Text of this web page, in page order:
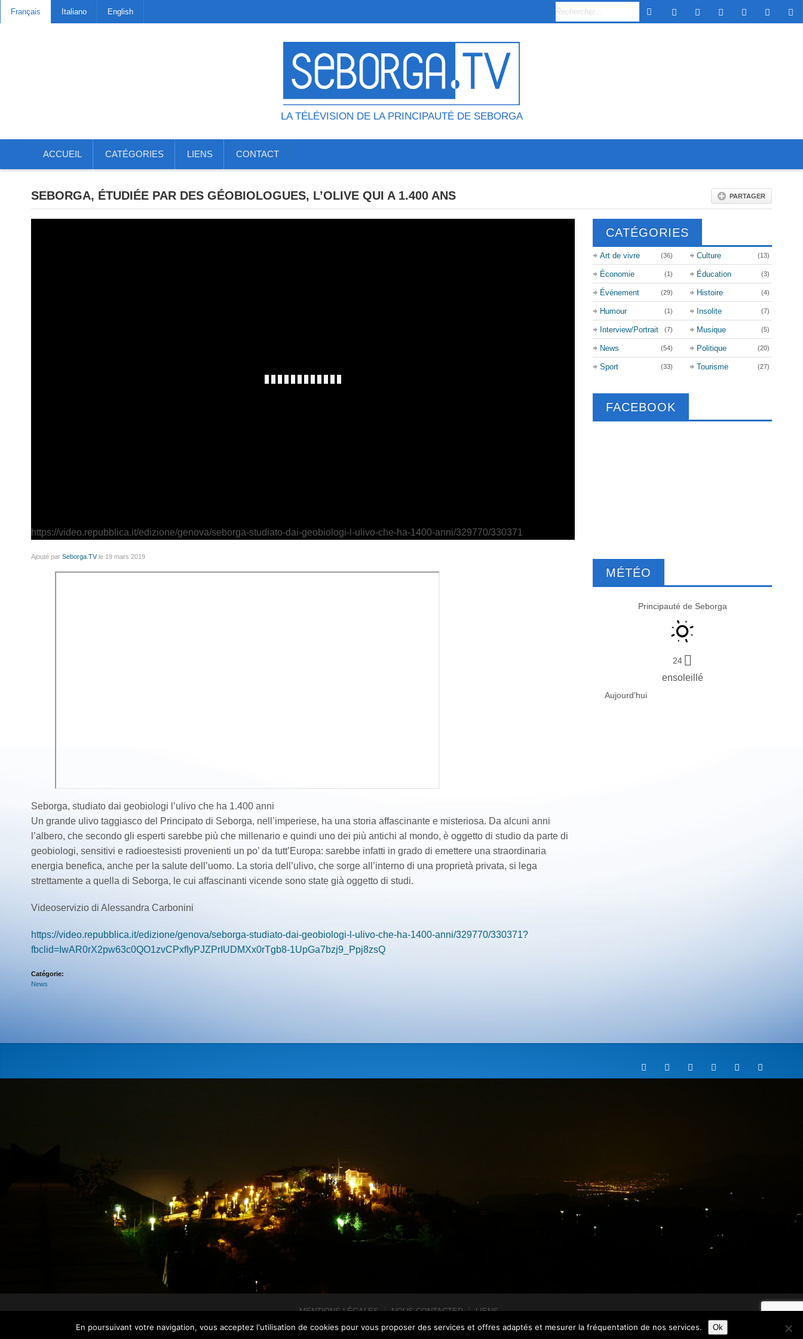
Français Italiano English
LA TÉLÉVISION DE LA PRINCIPAUTÉ DE SEBORGA
ACCUEIL CATÉGORIES LIENS CONTACT
SEBORGA, ÉTUDIÉE PAR DES GÉOBIOLOGUES, L’OLIVE QUI A 1.400 ANS PARTAGER
https://video.repubblica.it/edizione/genova/seborga-studiato-dai-geobiologi-l-ulivo-che-ha-1400-anni/329770/330371
Ajouté par Seborga.TV le 19 mars 2019
Seborga, studiato dai geobiologi l’ulivo che ha 1.400 anni
Un grande ulivo taggiasco del Principato di Seborga, nell’imperiese, ha una storia affascinante e misteriosa. Da alcuni anni
l’albero, che secondo gli esperti sarebbe più che millenario e quindi uno dei più antichi al mondo, è oggetto di studio da parte di
geobiologi, sensitivi e radioestesisti provenienti un po’ da tutt’Europa: sarebbe infatti in grado di emettere una straordinaria
energia benefica, anche per la salute dell’uomo. La storia dell’ulivo, che sorge all’interno di una proprietà privata, si lega
strettamente a quella di Seborga, le cui affascinanti vicende sono state già oggetto di studi.
Videoservizio di Alessandra Carbonini
https://video.repubblica.it/edizione/genova/seborga-studiato-dai-geobiologi-l-ulivo-che-ha-1400-anni/329770/330371?
fbclid=IwAR0rX2pw63c0QO1zvCPxfIyPJZPrIUDMXx0rTgb8-1UpGa7bzj9_Ppj8zsQ
Catégorie:
News
CATÉGORIES
Art de vivre (36) Culture (13)
Économie (1) Éducation (3)
Événement (29) Histoire (4)
Humour (1) Insolite (7)
Interview/Portrait (7) Musique (5)
News (54) Politique (20)
Sport (33) Tourisme (27)
FACEBOOK
MÉTÉO
Principauté de Seborga
24
ensoleillé
Aujourd'hui
MENTIONS LÉGALES NOUS CONTACTER
LIENS
FRANÇAIS
ITALIANO ENGLISH
En poursuivant votre navigation, vous acceptez l'utilisation de cookies pour vous proposer des services et offres adaptés et mesurer la fréquentation de nos services. Ok